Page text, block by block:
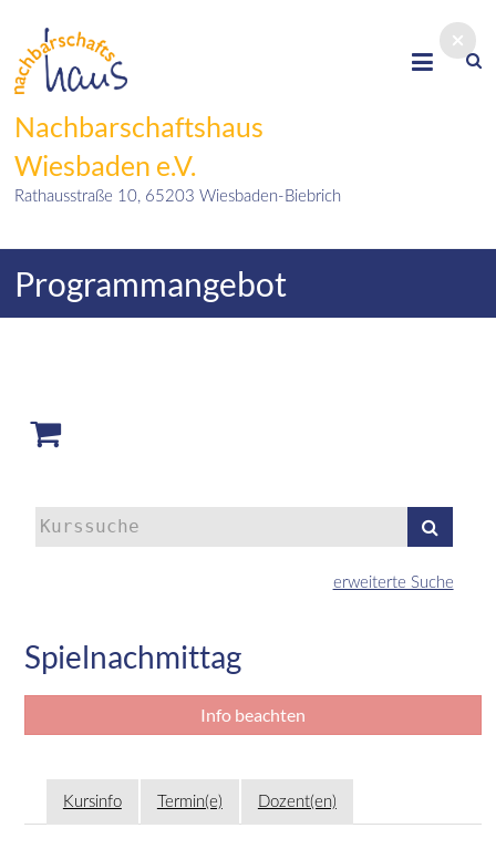
content
Nachbarschaftshaus
Wiesbaden e.V.
Rathausstraße 10, 65203 Wiesbaden-Biebrich
Programmangebot
Kurse
suchen
erweiterte Suche
Spielnachmittag
Info beachten
Kursinfo Termin(e) Dozent(en)